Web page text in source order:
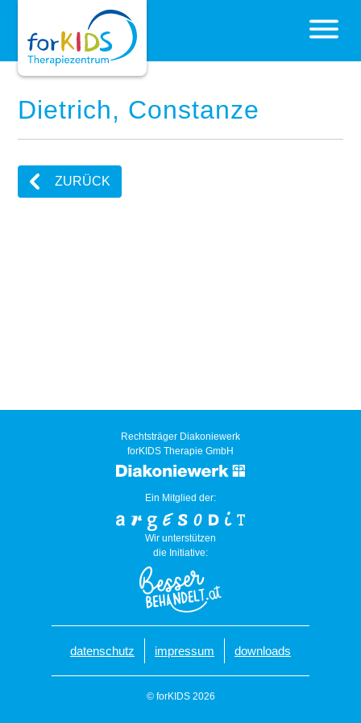
Dietrich, Constanze
ZURÜCK
Rechtsträger Diakoniewerk
forKIDS Therapie GmbH
Ein Mitglied der:
Wir unterstützen
die Initiative:
datenschutz impressum downloads
© forKIDS 2026